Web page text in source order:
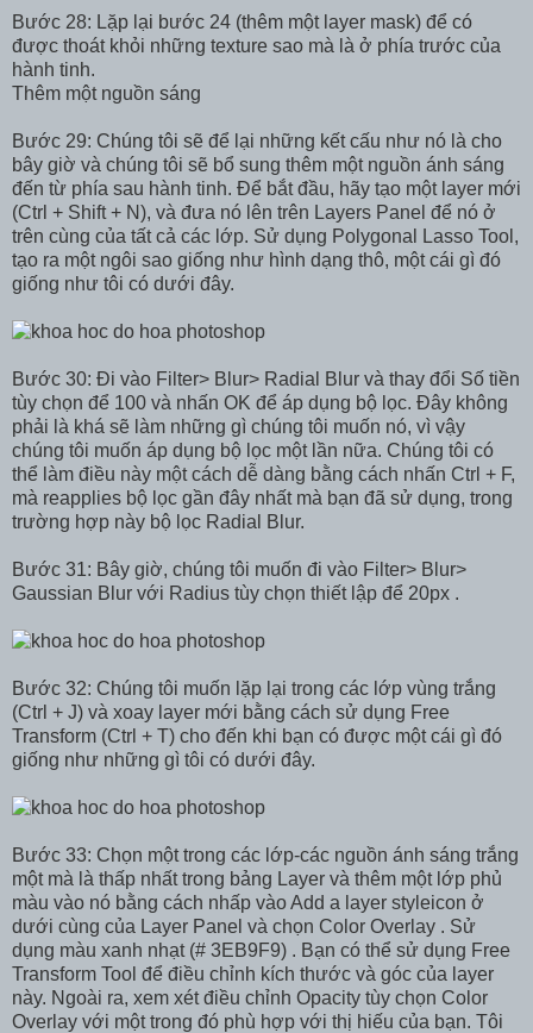
Bước 28: Lặp lại bước 24 (thêm một layer mask) để có
được thoát khỏi những texture sao mà là ở phía trước của
hành tinh.
Thêm một nguồn sáng
Bước 29: Chúng tôi sẽ để lại những kết cấu như nó là cho
bây giờ và chúng tôi sẽ bổ sung thêm một nguồn ánh sáng
đến từ phía sau hành tinh. Để bắt đầu, hãy tạo một layer mới
(Ctrl + Shift + N), và đưa nó lên trên Layers Panel để nó ở
trên cùng của tất cả các lớp. Sử dụng Polygonal Lasso Tool,
tạo ra một ngôi sao giống như hình dạng thô, một cái gì đó
giống như tôi có dưới đây.
Bước 30: Đi vào Filter> Blur> Radial Blur và thay đổi Số tiền
tùy chọn để 100 và nhấn OK để áp dụng bộ lọc. Đây không
phải là khá sẽ làm những gì chúng tôi muốn nó, vì vậy
chúng tôi muốn áp dụng bộ lọc một lần nữa. Chúng tôi có
thể làm điều này một cách dễ dàng bằng cách nhấn Ctrl + F,
mà reapplies bộ lọc gần đây nhất mà bạn đã sử dụng, trong
trường hợp này bộ lọc Radial Blur.
Bước 31: Bây giờ, chúng tôi muốn đi vào Filter> Blur>
Gaussian Blur với Radius tùy chọn thiết lập để 20px .
Bước 32: Chúng tôi muốn lặp lại trong các lớp vùng trắng
(Ctrl + J) và xoay layer mới bằng cách sử dụng Free
Transform (Ctrl + T) cho đến khi bạn có được một cái gì đó
giống như những gì tôi có dưới đây.
Bước 33: Chọn một trong các lớp-các nguồn ánh sáng trắng
một mà là thấp nhất trong bảng Layer và thêm một lớp phủ
màu vào nó bằng cách nhấp vào Add a layer styleicon ở
dưới cùng của Layer Panel và chọn Color Overlay . Sử
dụng màu xanh nhạt (# 3EB9F9) . Bạn có thể sử dụng Free
Transform Tool để điều chỉnh kích thước và góc của layer
này. Ngoài ra, xem xét điều chỉnh Opacity tùy chọn Color
Overlay với một trong đó phù hợp với thị hiếu của bạn. Tôi